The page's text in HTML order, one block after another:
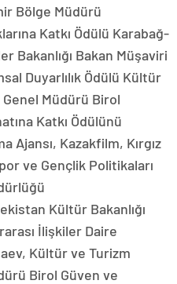
Bölge Müdürü
Katkı Ödülü Karabağ-
Bakanlığı Bakan Müşaviri
Duyarlılık Ödülü Kültür
Genel Müdürü Birol
Katkı Ödülünü
Ajansı, Kazakfilm, Kırgız
ve Gençlik Politikaları
Kültür Bakanlığı
İlişkiler Daire
Kültür ve Turizm
Birol Güven ve